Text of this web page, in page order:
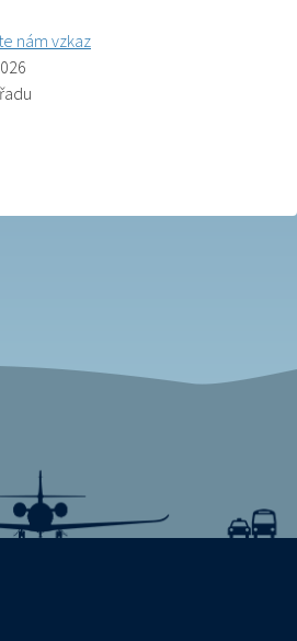
nám vzkaz